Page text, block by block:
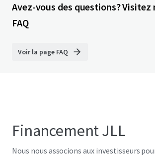
Avez-vous des questions? Visitez
FAQ
Voir la page FAQ
Financement JLL
Nous nous associons aux investisseurs